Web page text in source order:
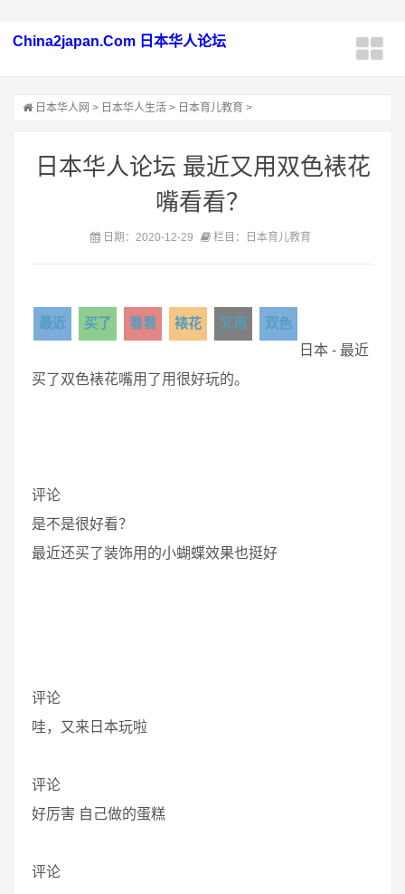
China2japan.Com 日本华人论坛
日本华人网 > 日本华人生活 > 日本育儿教育 >
日本华人论坛 最近又用双色裱花
嘴看看？
日期：2020-12-29 栏目：日本育儿教育
最近 买了 看看 裱花 又用
双色
日本 - 最近
买了双色裱花嘴用了用很好玩的。
评论
是不是很好看？
最近还买了装饰用的小蝴蝶效果也挺好
评论
哇，又来日本玩啦
评论
好厉害 自己做的蛋糕
评论